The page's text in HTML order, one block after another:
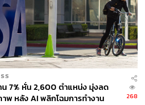
95
ABOUT THE AUTHOR
ดำรงเกียรติ มาลา
Content Creator THE STANDARD WEALTH
7% หั่น 2,600 ตำแหน่ง มุ่งลด
พ หลัง AI พลิกโฉมการทำงาน
268